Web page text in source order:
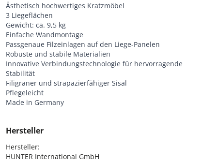
Ästhetisch hochwertiges Kratzmöbel
3 Liegeflächen
Gewicht: ca. 9,5 kg
Einfache Wandmontage
Passgenaue Filzeinlagen auf den Liege-Panelen
Robuste und stabile Materialien
Innovative Verbindungstechnologie für hervorragende
Stabilität
Filigraner und strapazierfähiger Sisal
Pflegeleicht
Made in Germany
Hersteller
Hersteller:
HUNTER International GmbH